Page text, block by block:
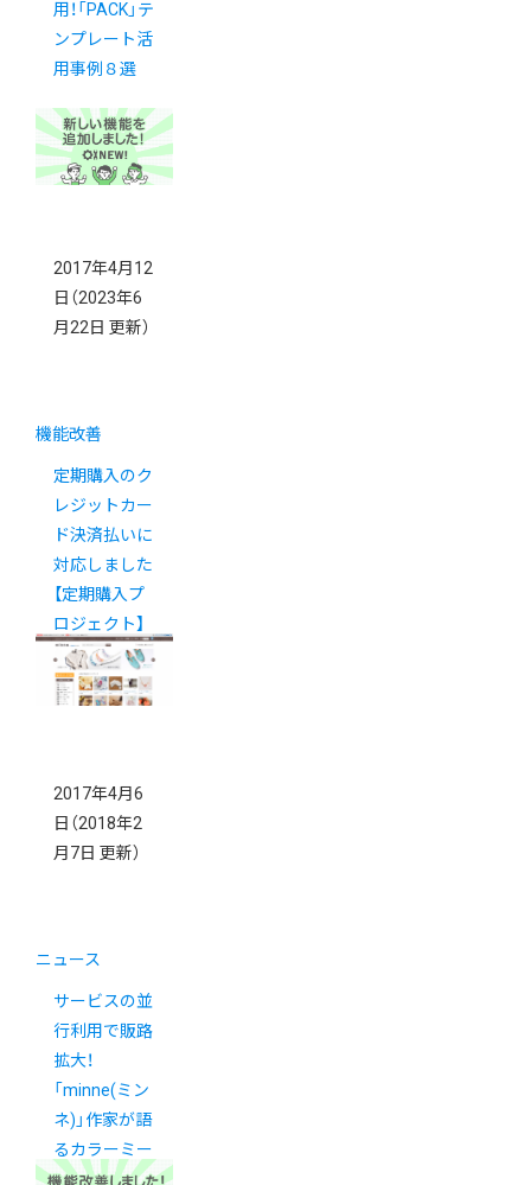
用！「PACK」テ
ンプレート活
用事例８選
2017年4月12
日 （2023年6
月22日 更新）
機能改善
定期購入のク
レジットカー
ド決済払いに
対応しました
【定期購入プ
ロジェクト】
（2023年6月
22日更新）
2017年4月6
日 （2018年2
月7日 更新）
ニュース
サービスの並
行利用で販路
拡大！
「minne(ミン
ネ)」作家が語
るカラーミー
ショップの魅